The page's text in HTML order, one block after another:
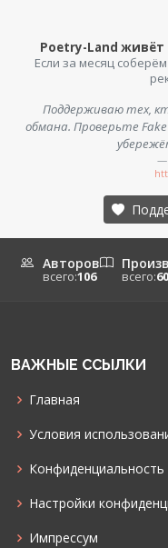
Poetry-Land
Если за месяц
Поддерживаю тех,
обмана. Проверьте
—
Авторов
всего:106 всего:
ВАЖНЫЕ ССЫЛКИ
Главная
Условия
Конфиденциальность
Настройки
Импрессум